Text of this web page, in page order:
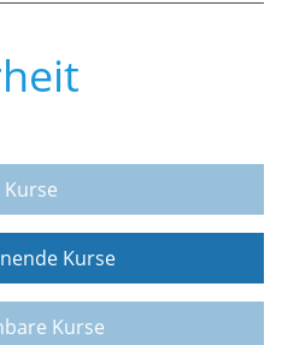
Kurse
Kurse
Kurse